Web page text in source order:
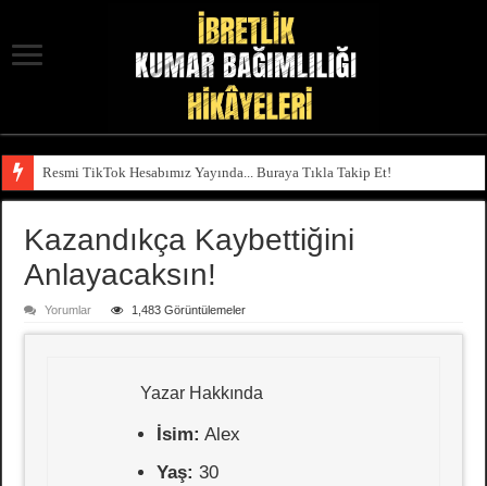
Resmi TikTok Hesabımız Yayında... Buraya Tıkla Takip Et!
Kazandıkça Kaybettiğini
Anlayacaksın!
Yorumlar 1,483 Görüntülemeler
Yazar Hakkında
İsim: Alex
Yaş: 30